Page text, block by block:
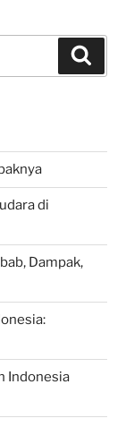
di
Dampak,
Indonesia